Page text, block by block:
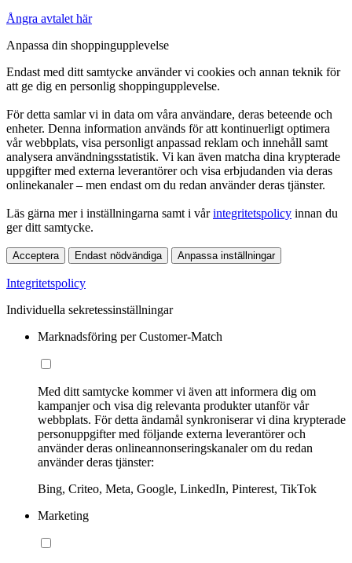
Ångra avtalet här
Anpassa din shoppingupplevelse
Endast med ditt samtycke använder vi cookies och annan teknik för
att ge dig en personlig shoppingupplevelse.
För detta samlar vi in data om våra användare, deras beteende och
enheter. Denna information används för att kontinuerligt optimera
vår webbplats, visa personligt anpassad reklam och innehåll samt
analysera användningsstatistik. Vi kan även matcha dina krypterade
uppgifter med externa leverantörer och visa erbjudanden via deras
onlinekanaler – men endast om du redan använder deras tjänster.
Läs gärna mer i inställningarna samt i vårintegritetspolicy innan du
ger ditt samtycke.
Acceptera Endast nödvändiga Anpassa inställningar
Integritetspolicy
Individuella sekretessinställningar
Marknadsföring per Customer-Match
Med ditt samtycke kommer vi även att informera dig om
kampanjer och visa dig relevanta produkter utanför vår
webbplats. För detta ändamål synkroniserar vi dina krypterade
personuppgifter med följande externa leverantörer och
använder deras onlineannonseringskanaler om du redan
använder deras tjänster:
Bing, Criteo, Meta, Google, LinkedIn, Pinterest, TikTok
Marketing